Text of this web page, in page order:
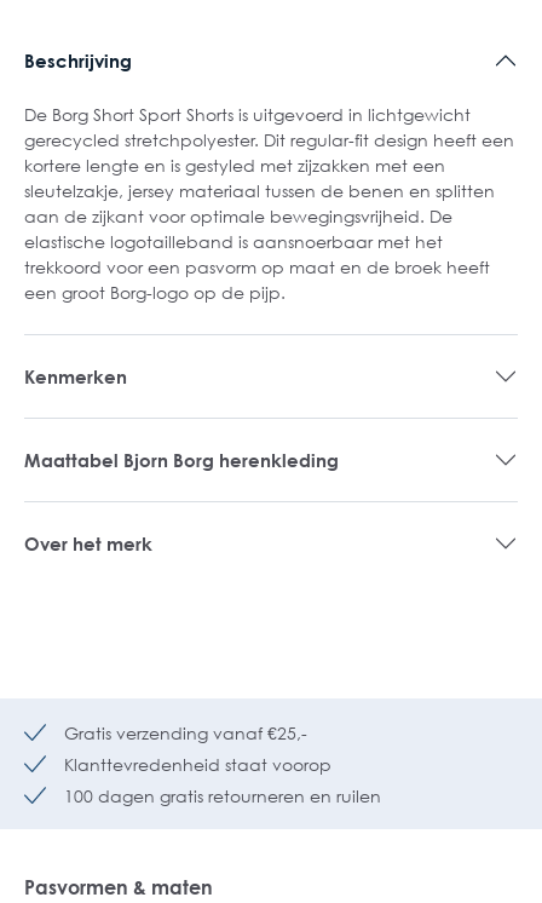
Beschrijving
De Borg Short Sport Shorts is uitgevoerd in lichtgewicht
gerecycled stretchpolyester. Dit regular-fit design heeft een
kortere lengte en is gestyled met zijzakken met een
sleutelzakje, jersey materiaal tussen de benen en splitten
aan de zijkant voor optimale bewegingsvrijheid. De
elastische logotailleband is aansnoerbaar met het
trekkoord voor een pasvorm op maat en de broek heeft
een groot Borg-logo op de pijp.
Kenmerken
Maattabel Bjorn Borg herenkleding
Over het merk
Gratis verzending vanaf €25,-
Klanttevredenheid staat voorop
100 dagen gratis retourneren en ruilen
Pasvormen & maten